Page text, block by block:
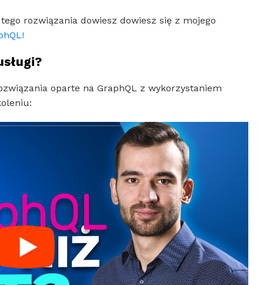
rozwiązania dowiesz dowiesz się z mojego
oparte na GraphQL z wykorzystaniem